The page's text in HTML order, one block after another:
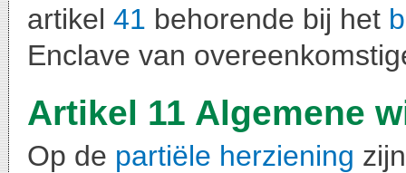
artikel 41 behorende bij het
Enclave van
Artikel 11 Algemene
Op de partiële herziening